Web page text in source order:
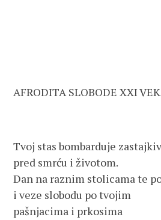
AFRODITA SLOBODE XXI
Tvoj stas bombarduje
pred smrću i životom.
Dan na raznim stolicama te
i veze slobodu po tvojim
pašnjacima i prkosima